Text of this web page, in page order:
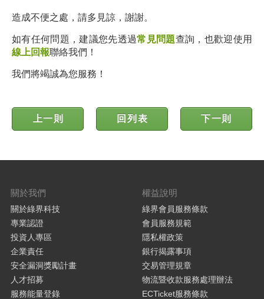
造成不便之處，請多見諒，謝謝。
如有任何問題，建議您先透過常見問題查詢，也歡迎使用
線上回報聯絡我們！
我們將竭誠為您服務！
上一則 回列表 下一則
關於我們
關於綠界科技
專業認證
投資人專區
企業責任
安全漏洞獎勵計畫
人才招募
服務能量登錄
權益說明
綠界會員服務條款
會員服務規範
隱私權政策
銀行揭露事項
交易管理規章
物流暨收款服務處理辦法
ECTicket服務條款